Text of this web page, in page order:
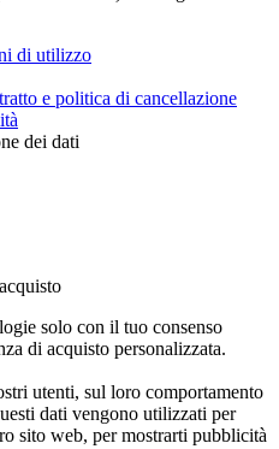
di utilizzo
e politica di cancellazione
dei dati
solo con il tuo consenso
di acquisto personalizzata.
utenti, sul loro comportamento
dati vengono utilizzati per
sito web, per mostrarti pubblicità